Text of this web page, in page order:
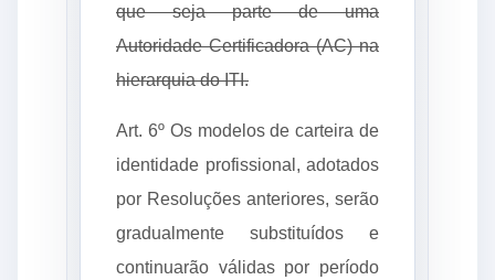
que seja parte de uma
Autoridade Certificadora (AC) na
hierarquia do ITI.
Art. 6º Os modelos de carteira de
identidade profissional, adotados
por Resoluções anteriores, serão
gradualmente substituídos e
continuarão válidas por período